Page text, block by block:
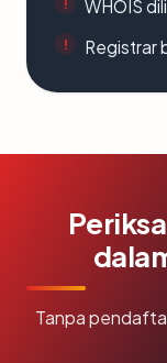
WHOIS
Registrar
Tanpa